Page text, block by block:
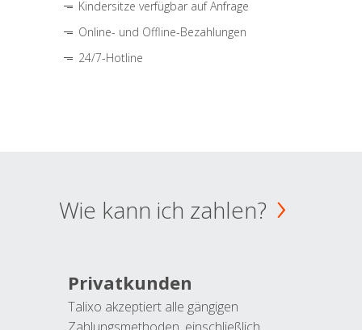
Kindersitze verfügbar auf Anfrage
Online- und Offline-Bezahlungen
24/7-Hotline
Wie kann ich zahlen?
Privatkunden
Talixo akzeptiert alle gängigen